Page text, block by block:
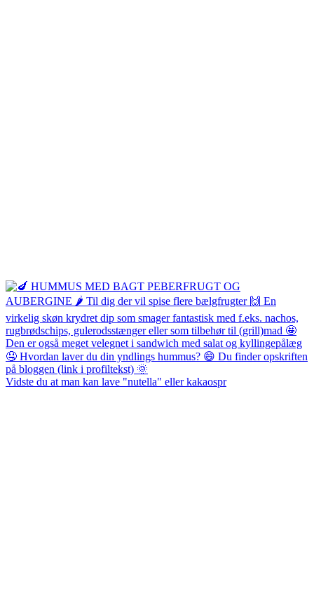
Vidste du at man kan lave "nutella" eller kakaospr